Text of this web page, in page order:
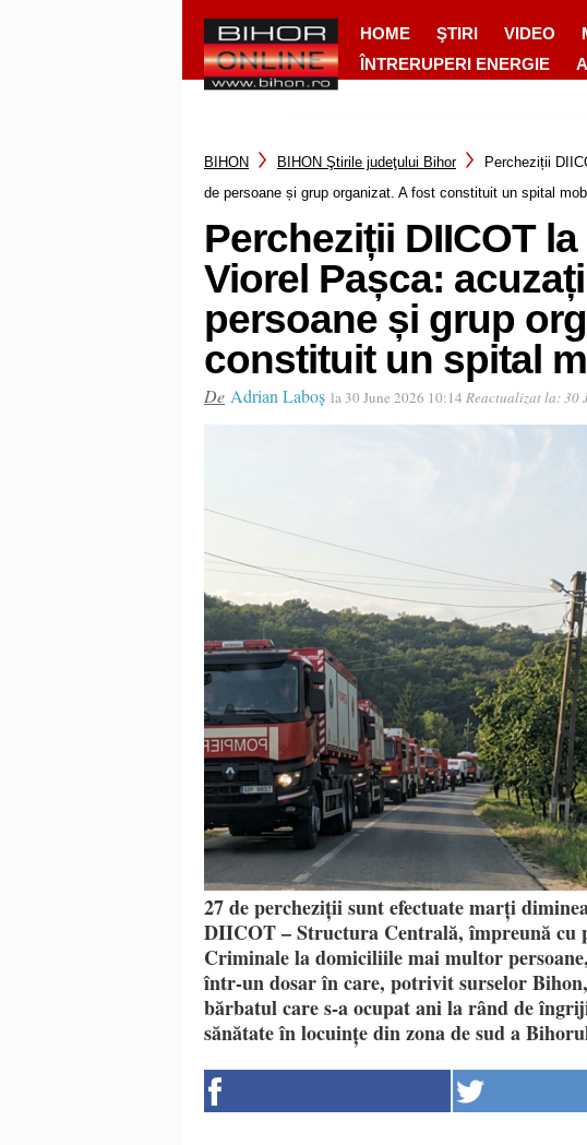
HOME ŞTIRI VIDEO
ÎNTRERUPERI ENERGIE
BIHON BIHON Ştirile judeţului Bihor
Percheziții
de persoane și grup organizat. A fost constituit un spital
Percheziții DIICOT
Viorel Pașca:
persoane și grup
constituit un spital
De Adrian Laboș la 30 June 2026 10:14 Reactualizat la:30
27 de percheziții sunt efectuate marți
DIICOT – Structura Centrală, împreună
Criminale la domiciliile mai multor
într-un dosar în care, potrivit surselor
bărbatul care s-a ocupat ani la rând de
sănătate în locuințe din zona de sud a